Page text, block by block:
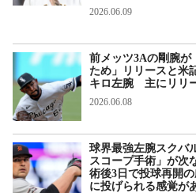
2026.06.09
前メッツ3Aの剛腕が
ため」リリースと
キロ左腕 主にリリ
2026.06.08
球界最強左腕スクバ
スコープ手術」が次
術後3日で投球再開
に投げられる感覚が